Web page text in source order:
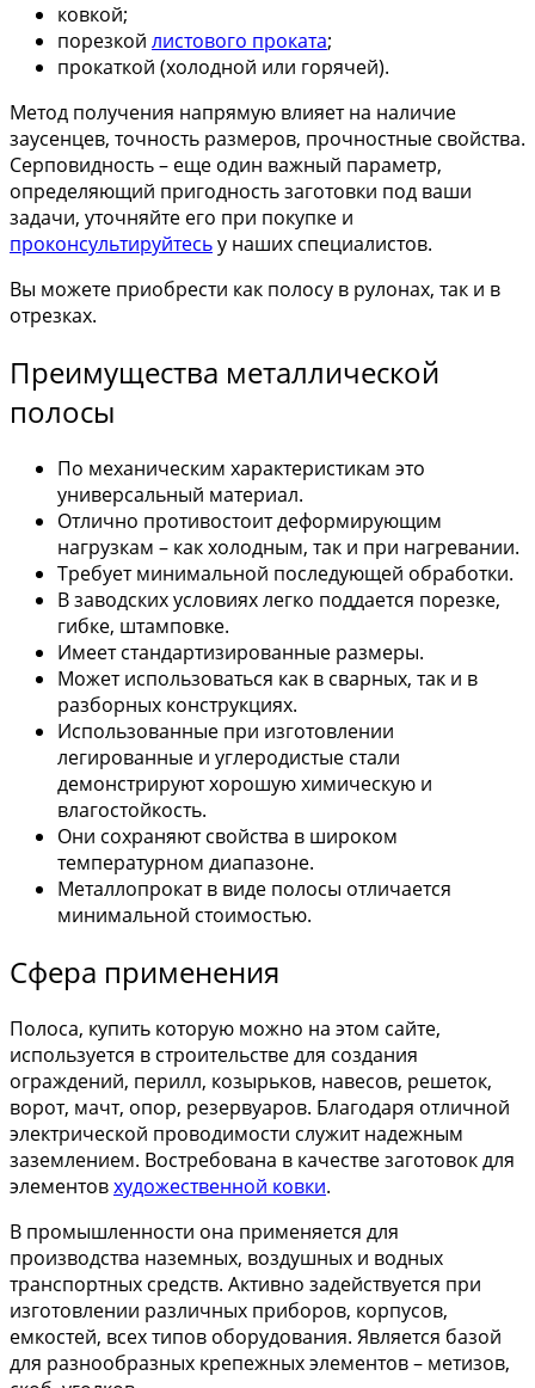
ковкой;
порезкой листового проката;
прокаткой (холодной или горячей).
Метод получения напрямую влияет на наличие
заусенцев, точность размеров, прочностные свойства.
Серповидность – еще один важный параметр,
определяющий пригодность заготовки под ваши
задачи, уточняйте его при покупке и
проконсультируйтесьу наших специалистов.
Вы можете приобрести как полосу в рулонах, так и в
отрезках.
Преимущества металлической
полосы
По механическим характеристикам это
универсальный материал.
Отлично противостоит деформирующим
нагрузкам – как холодным, так и при нагревании.
Требует минимальной последующей обработки.
В заводских условиях легко поддается порезке,
гибке, штамповке.
Имеет стандартизированные размеры.
Может использоваться как в сварных, так и в
разборных конструкциях.
Использованные при изготовлении
легированные и углеродистые стали
демонстрируют хорошую химическую и
влагостойкость.
Они сохраняют свойства в широком
температурном диапазоне.
Металлопрокат в виде полосы отличается
минимальной стоимостью.
Сфера применения
Полоса, купить которую можно на этом сайте,
используется в строительстве для создания
ограждений, перилл, козырьков, навесов, решеток,
ворот, мачт, опор, резервуаров. Благодаря отличной
электрической проводимости служит надежным
заземлением. Востребована в качестве заготовок для
элементовхудожественной ковки.
В промышленности она применяется для
производства наземных, воздушных и водных
транспортных средств. Активно задействуется при
изготовлении различных приборов, корпусов,
емкостей, всех типов оборудования. Является базой
для разнообразных крепежных элементов – метизов,